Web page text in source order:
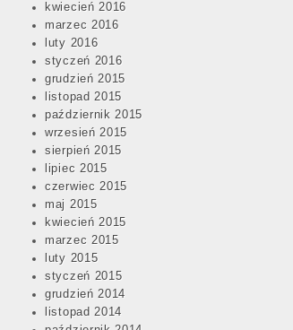
kwiecień 2016
marzec 2016
luty 2016
styczeń 2016
grudzień 2015
listopad 2015
październik 2015
wrzesień 2015
sierpień 2015
lipiec 2015
czerwiec 2015
maj 2015
kwiecień 2015
marzec 2015
luty 2015
styczeń 2015
grudzień 2014
listopad 2014